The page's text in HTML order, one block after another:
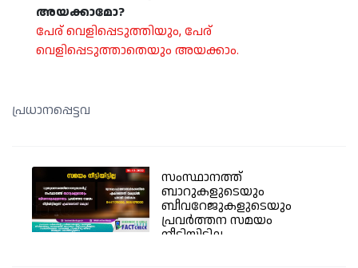
അയക്കാമോ?
പേര് വെളിപ്പെടുത്തിയും, പേര്
വെളിപ്പെടുത്താതെയും അയക്കാം.
പ്രധാനപ്പെട്ടവ
സംസ്ഥാനത്ത്
ബാറുകളുടെയും
ബീവറേജുകളുടെയും
പ്രവര്‍ത്തന സമയം
നീട്ടിയിട്ടില്ല -...